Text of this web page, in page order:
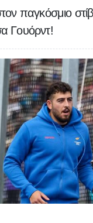
παγκόσμιο
Γουόρντ!